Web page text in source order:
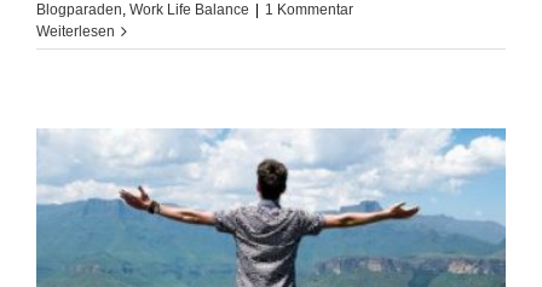
Blogparaden, Work Life Balance
1 Kommentar
Weiterlesen